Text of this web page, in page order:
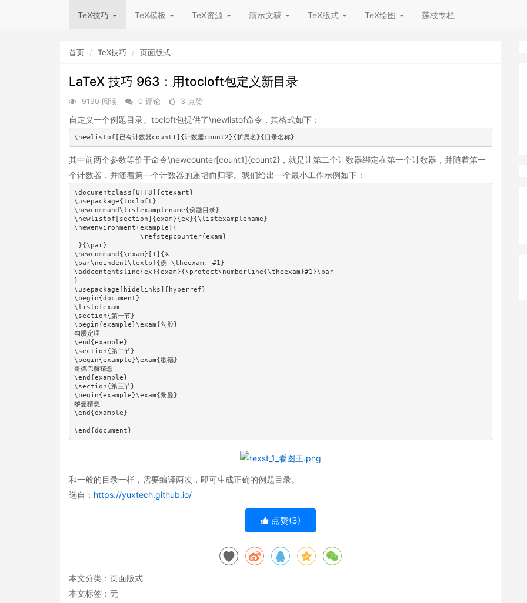
TeX技巧 TeX模板 TeX资源 演示文稿 TeX版式 TeX绘图 莲枝专栏
首页 TeX技巧 页面版式
LaTeX 技巧 963：用tocloft包定义新目录
9190 阅读 0 评论 3 点赞
自定义一个例题目录。tocloft包提供了\newlistof命令，其格式如下：
\newlistof[已有计数器count1]{计数器count2}{扩展名}{目录名称}
其中前两个参数等价于命令\newcounter[count1]{count2}，就是让第二个计数器绑定在第一个计数器，并随着第一
个计数器，并随着第一个计数器的递增而归零。我们给出一个最小工作示例如下：
\documentclass[UTF8]{ctexart}
\usepackage{tocloft}
\newcommand\listexamplename{例题目录}
\newlistof[section]{exam}{ex}{\listexamplename}
\newenvironment{example}{
}{\par}
\newcommand{\exam}[1]{%
\par\noindent\textbf{例 \theexam. #1}
\addcontentsline{ex}{exam}{\protect\numberline{\theexam}#1}\par
}
\usepackage[hidelinks]{hyperref}
\begin{document}
\listofexam
\section{第一节}
\begin{example}\exam{勾股}
勾股定理
\end{example}
\section{第二节}
\begin{example}\exam{歌德}
哥德巴赫猜想
\end{example}
\section{第三节}
\begin{example}\exam{黎曼}
黎曼猜想
\end{example}
\end{document}
和一般的目录一样，需要编译两次，即可生成正确的例题目录。
选自： https://yuxtech.github.io/
点赞(3)
本文分类： 页面版式
本文标签：无